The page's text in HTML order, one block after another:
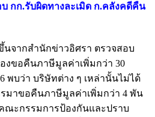
บ กก.รับผิดทางละเมิด ก.คลังคดีคืน
จากสำนักข่าวอิศรา ตรวจสอบ
งขอคืนภาษีมูลค่าเพิ่มกว่า 30
พบว่า บริษัทต่าง ๆ เหล่านั้นไม่ได้
มาขอคืนภาษีมูลค่าเพิ่มกว่า 4 พัน
ณะกรรมการป้องกันและปราบ